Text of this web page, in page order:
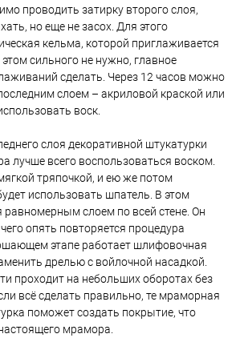
проводить затирку второго слоя,
но еще не засох. Для этого
кельма, которой приглаживается
сильного не нужно, главное
сделать. Через 12 часов можно
слоем – акриловой краской или
воск.
слоя декоративной штукатурки
лучше всего воспользоваться воском.
тряпочкой, и ею же потом
использовать шпатель. В этом
равномерным слоем по всей стене. Он
опять повторяется процедура
этапе работает шлифовочная
дрелью с войлочной насадкой.
проходит на небольших оборотах без
всё сделать правильно, те мраморная
поможет создать покрытие, что
мрамора.